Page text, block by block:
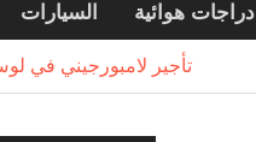
السيارات دراجات هوائية
تأجير لامبورجيني في